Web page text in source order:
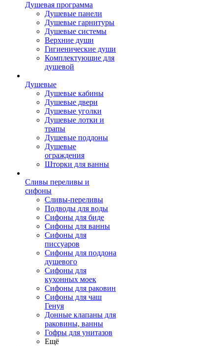
Душевая программа
Душевые панели
Душевые гарнитуры
Душевые системы
Верхние души
Гигиенические души
Комплектующие для
душевой
Душевые
Душевые кабины
Душевые двери
Душевые уголки
Душевые лотки и
трапы
Душевые поддоны
Душевые
ограждения
Шторки для ванны
Сливы переливы и
сифоны
Сливы-переливы
Подводы для воды
Сифоны для биде
Сифоны для ванны
Сифоны для
писсуаров
Сифоны для поддона
душевого
Сифоны для
кухонных моек
Сифоны для раковин
Сифоны для чаш
Генуя
Донные клапаны для
раковины, ванны
Гофры для унитазов
Ещё